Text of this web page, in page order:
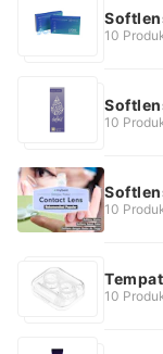
10
10
10
10